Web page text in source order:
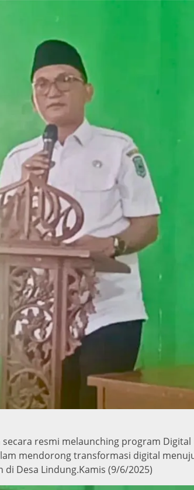
resmi melaunching program Digital
mendorong transformasi digital
Desa Lindung.Kamis (9/6/2025)